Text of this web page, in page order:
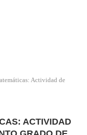
Actividad de
ACTIVIDAD